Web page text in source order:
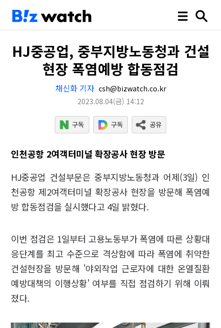
HJ중공업, 중부지방노동청과 건설
현장 폭염예방 합동점검
채신화 기자 csh@bizwatch.co.kr
2023.08.04(금) 14:12
인천공항 2여객터미널 확장공사 현장 방문
HJ중공업 건설부문은 중부지방노동청과 어제(3일) 인
천공항 제2여객터미널 확장공사 현장을 방문해 폭염예
방 합동점검을 실시했다고 4일 밝혔다.
이번 점검은 1일부터 고용노동부가 폭염에 따른 상황대
응단계를 최고 수준으로 격상함에 따라 폭염에 취약한
건설현장을 방문해 '야외작업 근로자에 대한 온열질환
예방대책의 이행상황' 여부를 직접 점검하기 위해 이뤄
졌다.